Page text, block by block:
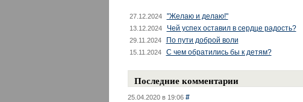
27.12.2024 "Желаю и делаю!"
13.12.2024 Чей успех оставил в сердце радость?
29.11.2024 По пути доброй воли
15.11.2024 С чем обратились бы к детям?
Последние комментарии
25.04.2020 в 19:06 #